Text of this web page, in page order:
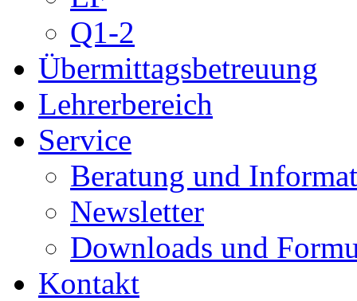
Q1-2
Übermittagsbetreuung
Lehrerbereich
Service
Beratung und
Newsletter
Downloads und
Kontakt